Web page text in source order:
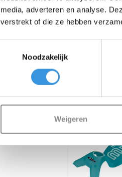
media, adverteren en analyse.
verstrekt of die ze hebben
Noodzakelijk
Weigeren